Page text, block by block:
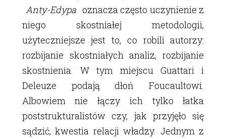
Anty-Edypa oznacza często uczynienie z
niego skostniałej metodologii,
użyteczniejsze jest to, co robili autorzy:
rozbijanie skostniałych analiz, rozbijanie
skostnienia. W tym miejscu Guattari i
Deleuze podają dłoń Foucaultowi.
Albowiem nie łączy ich tylko łatka
poststrukturalistów czy, jak przyjęło się
sądzić, kwestia relacji władzy. Jednym z